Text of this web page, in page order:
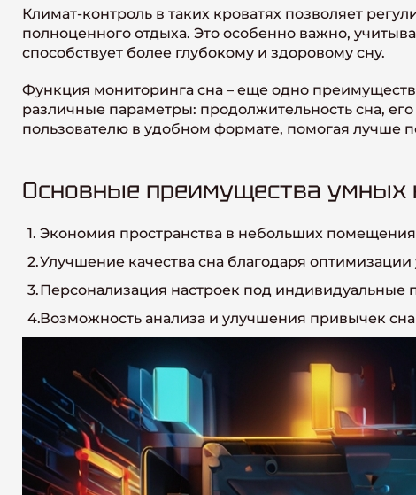
Климат-контроль в таких кроватях позволяет
полноценного отдыха. Это особенно важно,
способствует более глубокому и здоровому сну.
Функция мониторинга сна – еще одно
различные параметры: продолжительность сна,
пользователю в удобном формате, помогая лучше
Основные преимущества умных
Экономия пространства в небольших
Улучшение качества сна благодаря оптимизации
Персонализация настроек под индивидуальные
Возможность анализа и улучшения привычек сна